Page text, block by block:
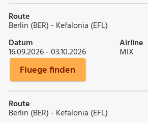
Route
Berlin (BER) - Kefalonia (EFL)
Datum
16.09.2026 - 03.10.2026
Airline
MIX
Fluege finden
Route
Berlin (BER) - Kefalonia (EFL)